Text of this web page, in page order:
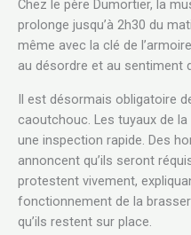
Chez le père Dumortier, la
prolonge jusqu’à 2h30 du
même avec la clé de
au désordre et au sentiment
Il est désormais obligatoire
caoutchouc. Les tuyaux de
une inspection rapide. Des
annoncent qu’ils seront
protestent vivement,
fonctionnement de la
qu’ils restent sur place.